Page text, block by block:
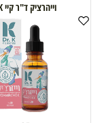
וייהרציק ד"ר קיי DR.K